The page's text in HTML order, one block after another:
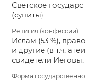
Светское
(суниты)
Религия (конфессии)
Ислам (53 %),
и другие (в т.ч.
свидетели Иеговы.
Форма